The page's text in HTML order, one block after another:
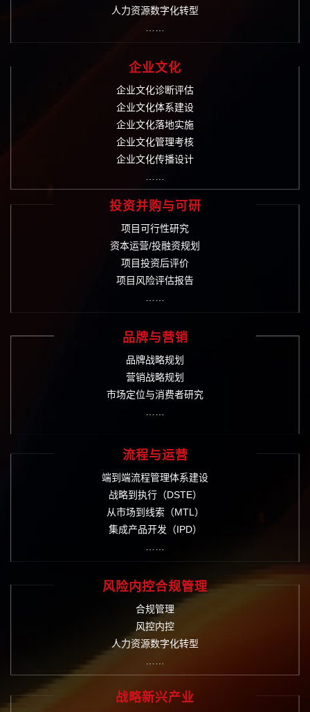
人力资源数字化转型
……
企业文化
企业文化诊断评估
企业文化体系建设
企业文化落地实施
企业文化管理考核
企业文化传播设计
……
投资并购与可研
项目可行性研究
资本运营/投融资规划
项目投资后评价
项目风险评估报告
……
品牌与营销
品牌战略规划
营销战略规划
市场定位与消费者研究
……
流程与运营
端到端流程管理体系建设
战略到执行（DSTE）
从市场到线索（MTL）
集成产品开发（IPD）
……
风险内控合规管理
合规管理
风控内控
人力资源数字化转型
……
战略新兴产业